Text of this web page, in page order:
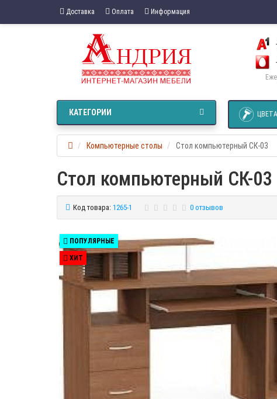
Доставка Оплата Информация
КАТЕГОРИИ
Компьютерные столы Стол компьютерный СК-03
Стол компьютерный СК-03
Код товара: 1265-1 0 отзывов
ПОПУЛЯРНЫЕ
ХИТ